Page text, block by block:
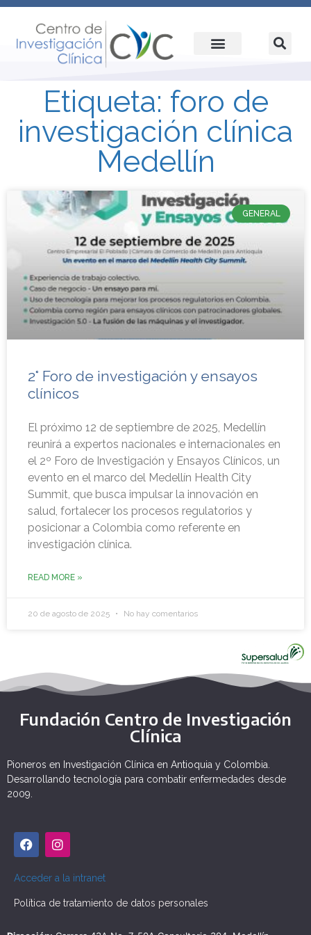
Etiqueta: foro de
investigación clínica
Medellín
GENERAL
2° Foro de investigación y ensayos
clínicos
El próximo 12 de septiembre de 2025, Medellín
reunirá a expertos nacionales e internacionales en
el 2º Foro de Investigación y Ensayos Clínicos, un
evento en el marco del Medellín Health City
Summit, que busca impulsar la innovación en
salud, fortalecer los procesos regulatorios y
posicionar a Colombia como referente en
investigación clínica.
READ MORE »
20 de agosto de 2025 No hay comentarios
Fundación Centro de Investigación
Clínica
Pioneros en Investigación Clínica en Antioquia y Colombia.
Desarrollando tecnología para combatir enfermedades desde
2009.
Acceder a la intranet
Política de tratamiento de datos personales